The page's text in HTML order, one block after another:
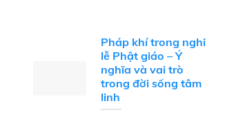
Pháp khí trong nghi
lễ Phật giáo – Ý
nghĩa và vai trò
trong đời sống tâm
linh